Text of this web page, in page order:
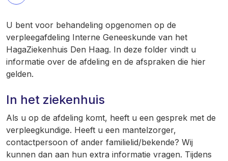
U bent voor behandeling opgenomen op de
verpleegafdeling Interne Geneeskunde van het
HagaZiekenhuis Den Haag. In deze folder vindt u
informatie over de afdeling en de afspraken die hier
gelden.
In het ziekenhuis
Als u op de afdeling komt, heeft u een gesprek met de
verpleegkundige. Heeft u een mantelzorger,
contactpersoon of ander familielid/bekende? Wij
kunnen dan aan hun extra informatie vragen. Tijdens